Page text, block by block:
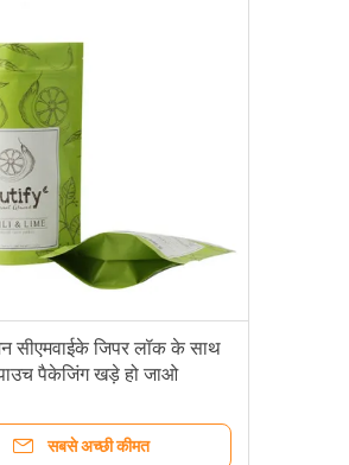
सीएमवाईके जिपर लॉक के साथ
पैकेजिंग खड़े हो जाओ
सबसे अच्छी कीमत